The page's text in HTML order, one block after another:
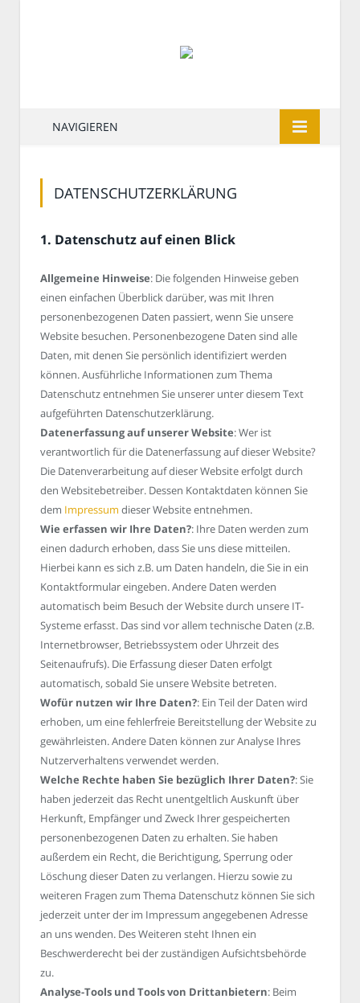
NAVIGIEREN
DATENSCHUTZERKLÄRUNG
1. Datenschutz auf einen Blick
Allgemeine Hinweise: Die folgenden Hinweise geben
einen einfachen Überblick darüber, was mit Ihren
personenbezogenen Daten passiert, wenn Sie unsere
Website besuchen. Personenbezogene Daten sind alle
Daten, mit denen Sie persönlich identifiziert werden
können. Ausführliche Informationen zum Thema
Datenschutz entnehmen Sie unserer unter diesem Text
aufgeführten Datenschutzerklärung.
Datenerfassung auf unserer Website: Wer ist
verantwortlich für die Datenerfassung auf dieser Website?
Die Datenverarbeitung auf dieser Website erfolgt durch
den Websitebetreiber. Dessen Kontaktdaten können Sie
dem Impressum dieser Website entnehmen.
Wie erfassen wir Ihre Daten?: Ihre Daten werden zum
einen dadurch erhoben, dass Sie uns diese mitteilen.
Hierbei kann es sich z.B. um Daten handeln, die Sie in ein
Kontaktformular eingeben. Andere Daten werden
automatisch beim Besuch der Website durch unsere IT-
Systeme erfasst. Das sind vor allem technische Daten (z.B.
Internetbrowser, Betriebssystem oder Uhrzeit des
Seitenaufrufs). Die Erfassung dieser Daten erfolgt
automatisch, sobald Sie unsere Website betreten.
Wofür nutzen wir Ihre Daten?: Ein Teil der Daten wird
erhoben, um eine fehlerfreie Bereitstellung der Website zu
gewährleisten. Andere Daten können zur Analyse Ihres
Nutzerverhaltens verwendet werden.
Welche Rechte haben Sie bezüglich Ihrer Daten?: Sie
haben jederzeit das Recht unentgeltlich Auskunft über
Herkunft, Empfänger und Zweck Ihrer gespeicherten
personenbezogenen Daten zu erhalten. Sie haben
außerdem ein Recht, die Berichtigung, Sperrung oder
Löschung dieser Daten zu verlangen. Hierzu sowie zu
weiteren Fragen zum Thema Datenschutz können Sie sich
jederzeit unter der im Impressum angegebenen Adresse
an uns wenden. Des Weiteren steht Ihnen ein
Beschwerderecht bei der zuständigen Aufsichtsbehörde
zu.
Analyse-Tools und Tools von Drittanbietern: Beim